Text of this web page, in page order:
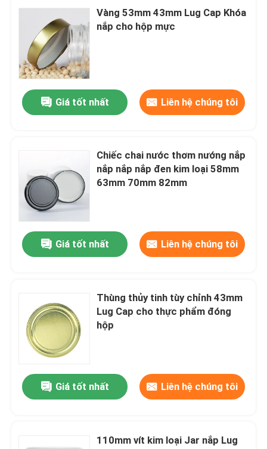
Vàng 53mm 43mm Lug Cap Khóa
nắp cho hộp mực
Giá tốt nhất Liên hệ chúng tôi
Chiếc chai nước thơm nướng nắp
nắp nắp nắp đen kim loại 58mm
63mm 70mm 82mm
Giá tốt nhất Liên hệ chúng tôi
Thùng thủy tinh tùy chỉnh 43mm
Lug Cap cho thực phẩm đóng
hộp
Giá tốt nhất Liên hệ chúng tôi
110mm vít kim loại Jar nắp Lug